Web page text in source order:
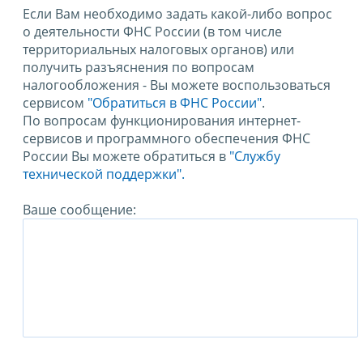
Если Вам необходимо задать какой-либо вопрос
о деятельности ФНС России (в том числе
территориальных налоговых органов) или
получить разъяснения по вопросам
налогообложения - Вы можете воспользоваться
сервисом "Обратиться в ФНС России".
По вопросам функционирования интернет-
сервисов и программного обеспечения ФНС
России Вы можете обратиться в "Службу
технической поддержки".
Ваше сообщение: